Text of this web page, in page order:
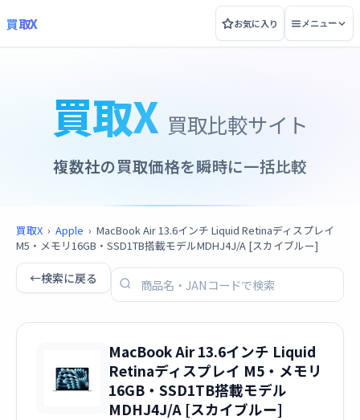
買取X お気に入り メニュー
買取X 買取比較サイト
複数社の買取価格を瞬時に一括比較
買取X › Apple › MacBook Air 13.6インチ Liquid Retinaディスプレイ
M5・メモリ16GB・SSD1TB搭載モデルMDHJ4J/A [スカイブルー]
←検索に戻る
MacBook Air 13.6インチ Liquid
Retinaディスプレイ M5・メモリ
16GB・SSD1TB搭載モデル
MDHJ4J/A [スカイブルー]